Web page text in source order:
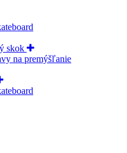
skok
na premýšľanie